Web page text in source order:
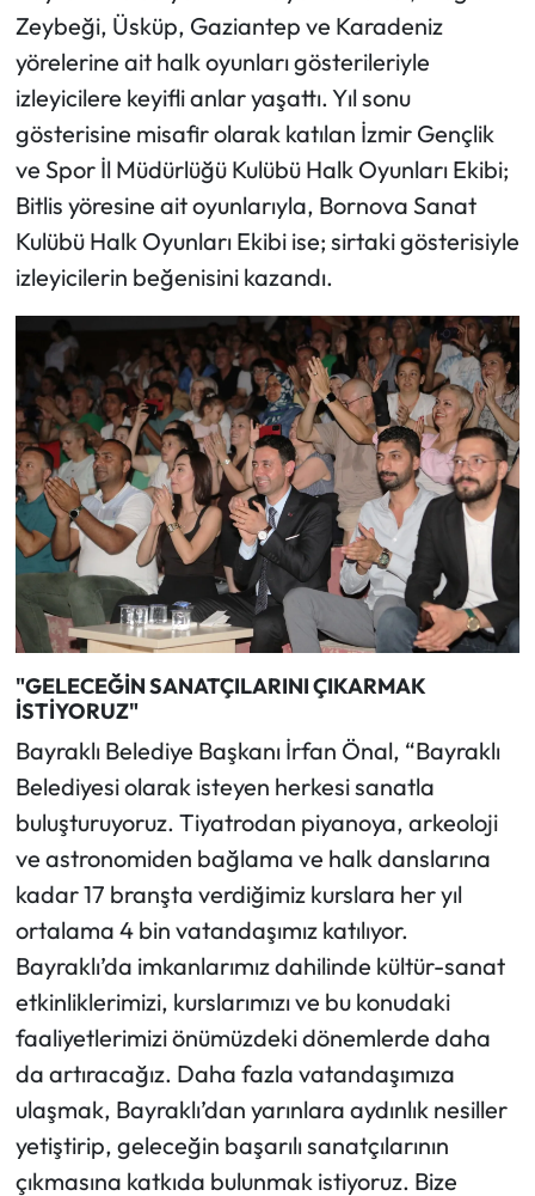
Zeybeği, Üsküp, Gaziantep ve Karadeniz
yörelerine ait halk oyunları gösterileriyle
izleyicilere keyifli anlar yaşattı. Yıl sonu
gösterisine misafir olarak katılan İzmir Gençlik
ve Spor İl Müdürlüğü Kulübü Halk Oyunları Ekibi;
Bitlis yöresine ait oyunlarıyla, Bornova Sanat
Kulübü Halk Oyunları Ekibi ise; sirtaki gösterisiyle
izleyicilerin beğenisini kazandı.
"GELECEĞİN SANATÇILARINI ÇIKARMAK
İSTİYORUZ"
Bayraklı Belediye Başkanı İrfan Önal, “Bayraklı
Belediyesi olarak isteyen herkesi sanatla
buluşturuyoruz. Tiyatrodan piyanoya, arkeoloji
ve astronomiden bağlama ve halk danslarına
kadar 17 branşta verdiğimiz kurslara her yıl
ortalama 4 bin vatandaşımız katılıyor.
Bayraklı’da imkanlarımız dahilinde kültür-sanat
etkinliklerimizi, kurslarımızı ve bu konudaki
faaliyetlerimizi önümüzdeki dönemlerde daha
da artıracağız. Daha fazla vatandaşımıza
ulaşmak, Bayraklı’dan yarınlara aydınlık nesiller
yetiştirip, geleceğin başarılı sanatçılarının
çıkmasına katkıda bulunmak istiyoruz. Bize